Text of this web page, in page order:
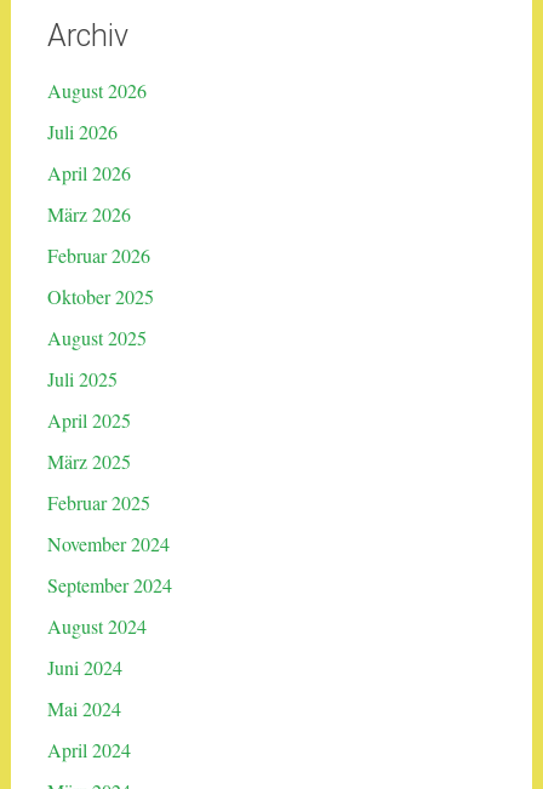
Archiv
August 2026
Juli 2026
April 2026
März 2026
Februar 2026
Oktober 2025
August 2025
Juli 2025
April 2025
März 2025
Februar 2025
November 2024
September 2024
August 2024
Juni 2024
Mai 2024
April 2024